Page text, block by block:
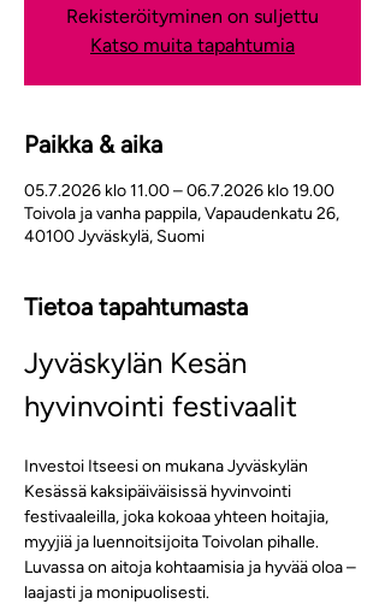
Rekisteröityminen on suljettu
Katso muita tapahtumia
Paikka & aika
05.7.2026 klo 11.00 – 06.7.2026 klo 19.00
Toivola ja vanha pappila, Vapaudenkatu 26,
40100 Jyväskylä, Suomi
Tietoa tapahtumasta
Jyväskylän Kesän
hyvinvointi festivaalit
Investoi Itseesi on mukana Jyväskylän
Kesässä kaksipäiväisissä hyvinvointi
festivaaleilla, joka kokoaa yhteen hoitajia,
myyjiä ja luennoitsijoita Toivolan pihalle.
Luvassa on aitoja kohtaamisia ja hyvää oloa –
laajasti ja monipuolisesti.